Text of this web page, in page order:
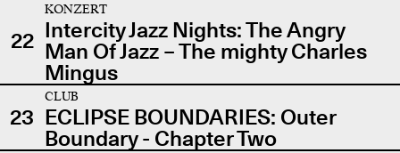
22
KONZERT
Intercity Jazz Nights: The Angry
Man Of Jazz – The mighty Charles
Mingus
23
CLUB
ECLIPSE BOUNDARIES: Outer
Boundary - Chapter Two